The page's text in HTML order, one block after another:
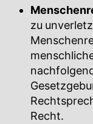
zu
Recht.